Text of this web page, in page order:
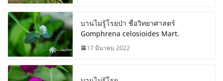
บานไม่รู้โรยป่า ชื่อวิทยาศาสตร์
Gomphrena celosioides Mart.
17 มีนาคม 2022